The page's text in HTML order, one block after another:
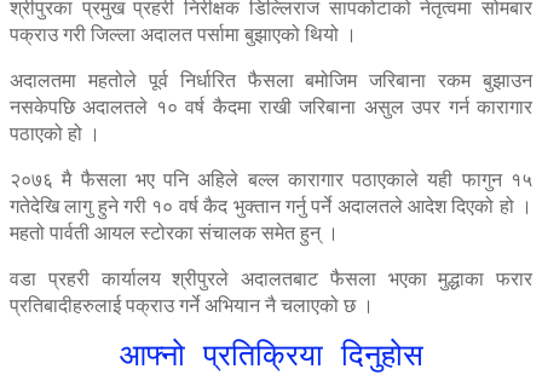
श्रीपुरका प्रमुख प्रहरी निरीक्षक डिल्लिराज सापकोटाको नेतृत्वमा सोमबार
पक्राउ गरी जिल्ला अदालत पर्सामा बुझाएको थियो ।
अदालतमा महतोले पूर्व निर्धारित फैसला बमोजिम जरिबाना रकम बुझाउन
नसकेपछि अदालतले १० वर्ष कैदमा राखी जरिबाना असुल उपर गर्न कारागार
पठाएको हो ।
२०७६ मै फैसला भए पनि अहिले बल्ल कारागार पठाएकाले यही फागुन १५
गतेदेखि लागु हुने गरी १० वर्ष कैद भुक्तान गर्नु पर्ने अदालतले आदेश दिएको हो ।
महतो पार्वती आयल स्टोरका संचालक समेत हुन् ।
वडा प्रहरी कार्यालय श्रीपुरले अदालतबाट फैसला भएका मुद्धाका फरार
प्रतिबादीहरुलाई पक्राउ गर्ने अभियान नै चलाएको छ ।
आफ्नो प्रतिक्रिया दिनुहोस